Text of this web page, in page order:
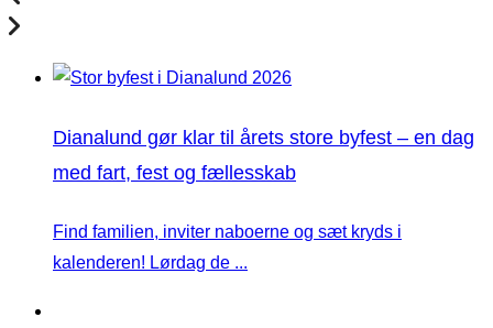
Dianalund gør klar til årets store byfest – en dag
med fart, fest og fællesskab
Find familien, inviter naboerne og sæt kryds i
kalenderen! Lørdag de ...